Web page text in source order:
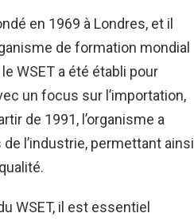
en 1969 à Londres, et il
de formation mondial
WSET a été établi pour
un focus sur l’importation,
de 1991, l’organisme a
l’industrie, permettant ainsi
WSET, il est essentiel